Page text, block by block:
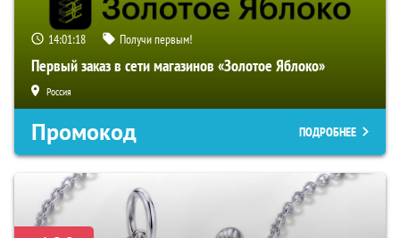
14:01:17 Получи первым!
Первый заказ в сети магазинов «Золотое Яблоко»
Россия
Промокод ПОДРОБНЕЕ